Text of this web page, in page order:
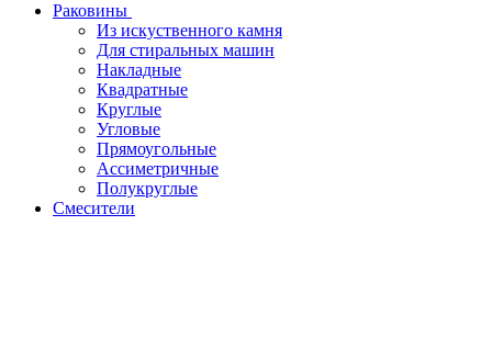
Раковины
Из искуственного камня
Для стиральных машин
Накладные
Квадратные
Круглые
Угловые
Прямоугольные
Ассиметричные
Полукруглые
Смесители